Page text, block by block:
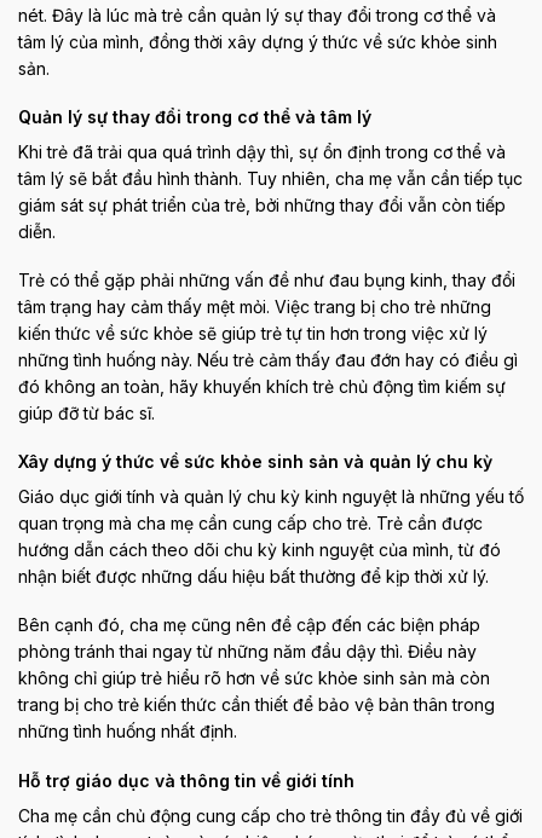
nét. Đây là lúc mà trẻ cần quản lý sự thay đổi trong cơ thể và
tâm lý của mình, đồng thời xây dựng ý thức về sức khỏe sinh
sản.
Quản lý sự thay đổi trong cơ thể và tâm lý
Khi trẻ đã trải qua quá trình dậy thì, sự ổn định trong cơ thể và
tâm lý sẽ bắt đầu hình thành. Tuy nhiên, cha mẹ vẫn cần tiếp tục
giám sát sự phát triển của trẻ, bởi những thay đổi vẫn còn tiếp
diễn.
Trẻ có thể gặp phải những vấn đề như đau bụng kinh, thay đổi
tâm trạng hay cảm thấy mệt mỏi. Việc trang bị cho trẻ những
kiến thức về sức khỏe sẽ giúp trẻ tự tin hơn trong việc xử lý
những tình huống này. Nếu trẻ cảm thấy đau đớn hay có điều gì
đó không an toàn, hãy khuyến khích trẻ chủ động tìm kiếm sự
giúp đỡ từ bác sĩ.
Xây dựng ý thức về sức khỏe sinh sản và quản lý chu kỳ
Giáo dục giới tính và quản lý chu kỳ kinh nguyệt là những yếu tố
quan trọng mà cha mẹ cần cung cấp cho trẻ. Trẻ cần được
hướng dẫn cách theo dõi chu kỳ kinh nguyệt của mình, từ đó
nhận biết được những dấu hiệu bất thường để kịp thời xử lý.
Bên cạnh đó, cha mẹ cũng nên đề cập đến các biện pháp
phòng tránh thai ngay từ những năm đầu dậy thì. Điều này
không chỉ giúp trẻ hiểu rõ hơn về sức khỏe sinh sản mà còn
trang bị cho trẻ kiến thức cần thiết để bảo vệ bản thân trong
những tình huống nhất định.
Hỗ trợ giáo dục và thông tin về giới tính
Cha mẹ cần chủ động cung cấp cho trẻ thông tin đầy đủ về giới